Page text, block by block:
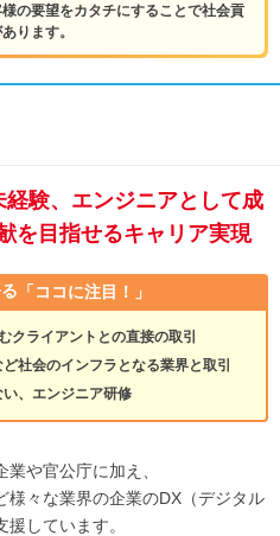
の要望をカタチにすることで社会貢
ります。
験、エンジニアとして成
を目指せるキャリア実現
「ココに注目！」
クライアントとの直接の取引
社会のインフラとなる業界と取引
、エンジニア研修
や官公庁に加え、
様々な業界の企業のDX（デジタル
しています。